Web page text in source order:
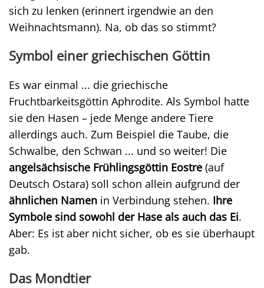
sich zu lenken (erinnert irgendwie an den
Weihnachtsmann). Na, ob das so stimmt?
Symbol einer griechischen Göttin
Es war einmal ... die griechische
Fruchtbarkeitsgöttin Aphrodite. Als Symbol hatte
sie den Hasen – jede Menge andere Tiere
allerdings auch. Zum Beispiel die Taube, die
Schwalbe, den Schwan ... und so weiter! Die
angelsächsische Frühlingsgöttin Eostre (auf
Deutsch Ostara) soll schon allein aufgrund der
ähnlichen Namen in Verbindung stehen. Ihre
Symbole sind sowohl der Hase als auch das Ei.
Aber: Es ist aber nicht sicher, ob es sie überhaupt
gab.
Das Mondtier